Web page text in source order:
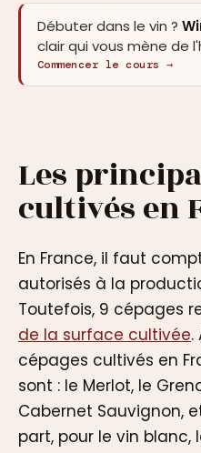
Débuter dans le vin ?
clair qui vous mène de
Commencer le cours →
Les
cultivés en
En France, il faut
autorisés à la
Toutefois, 9 cépages
de la surface cultivée.
cépages cultivés en
sont : le Merlot, le
Cabernet Sauvignon,
part, pour le vin blanc,